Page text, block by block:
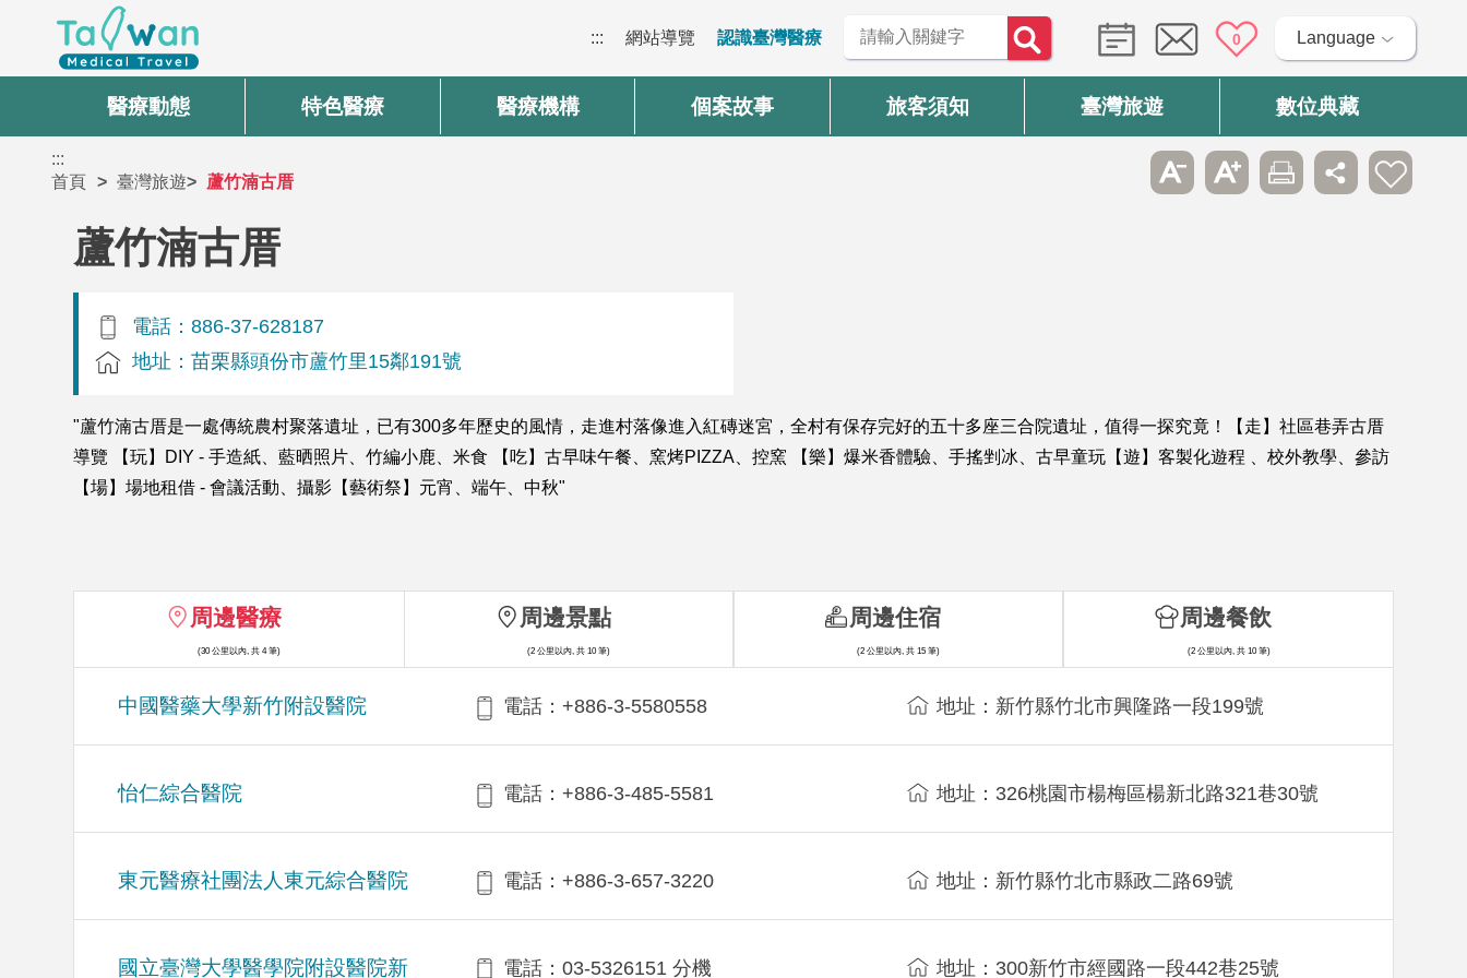
::: 網站導覽 認識臺灣醫療 0 Language
醫療動態 特色醫療 醫療機構 個案故事 旅客須知 臺灣旅遊 數位典藏
:::
首頁
臺灣旅遊 蘆竹湳古厝
蘆竹湳古厝
電話：886-37-628187
地址：苗栗縣頭份市蘆竹里15鄰191號
"蘆竹湳古厝是一處傳統農村聚落遺址，已有300多年歷史的風情，走進村落像進入紅磚迷宮，全村有保存完好的五十多座三合院遺址，值得一探究竟！【走】社區巷弄古厝
導覽 【玩】DIY - 手造紙、藍晒照片、竹編小鹿、米食 【吃】古早味午餐、窯烤PIZZA、控窯 【樂】爆米香體驗、手搖剉冰、古早童玩【遊】客製化遊程 、校外教學、參訪
【場】場地租借 - 會議活動、攝影【藝術祭】元宵、端午、中秋"
周邊醫療
(30 公里以內, 共 4 筆)
中國醫藥大學新竹附設醫院 電話：+886-3-5580558 地址：新竹縣竹北市興隆路一段199號
怡仁綜合醫院 電話：+886-3-485-5581 地址：326桃園市楊梅區楊新北路321巷30號
東元醫療社團法人東元綜合醫院 電話：+886-3-657-3220 地址：新竹縣竹北市縣政二路69號
國立臺灣大學醫學院附設醫院新 電話：03-5326151 分機 地址：300新竹市經國路一段442巷25號
周邊景點
(2 公里以內, 共 10 筆)
周邊住宿
(2 公里以內, 共 15 筆)
周邊餐飲
(2 公里以內, 共 10 筆)